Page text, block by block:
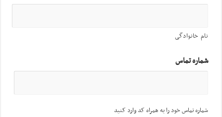
نام خانوادگی
شماره تماس
شماره تماس خود را به همراه کد وارد کنید